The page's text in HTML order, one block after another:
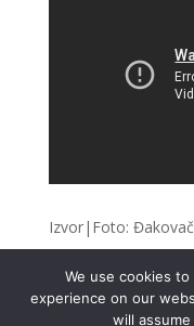
Izvor|Foto:
We use cookies
experience on our
will